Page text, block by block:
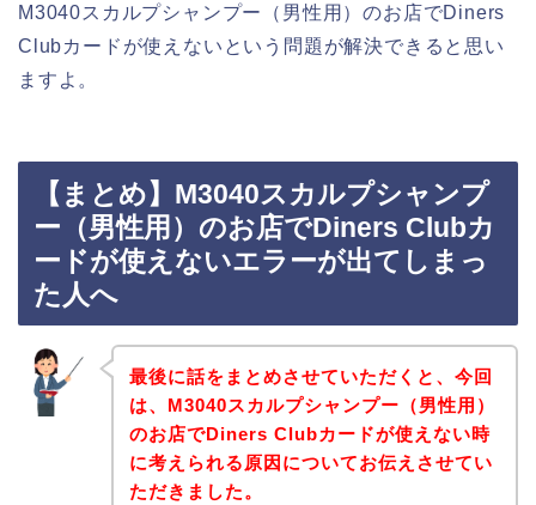
M3040スカルプシャンプー（男性用）のお店でDiners
Clubカードが使えないという問題が解決できると思い
ますよ。
【まとめ】M3040スカルプシャンプ
ー（男性用）のお店でDiners Clubカ
ードが使えないエラーが出てしまっ
た人へ
最後に話をまとめさせていただくと、今回
は、M3040スカルプシャンプー（男性用）
のお店でDiners Clubカードが使えない時
に考えられる原因についてお伝えさせてい
ただきました。